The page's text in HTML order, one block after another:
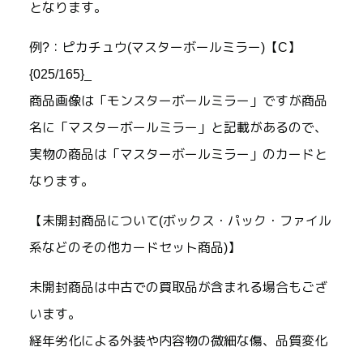
となります。
例?：ピカチュウ(マスターボールミラー)【C】
{025/165}_
商品画像は「モンスターボールミラー」ですが商品
名に「マスターボールミラー」と記載があるので、
実物の商品は「マスターボールミラー」のカードと
なります。
【未開封商品について(ボックス・パック・ファイル
系などのその他カードセット商品)】
未開封商品は中古での買取品が含まれる場合もござ
います。
経年劣化による外装や内容物の微細な傷、品質変化